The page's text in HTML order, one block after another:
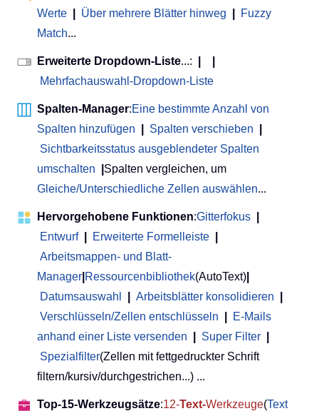
Werte
Über mehrere Blätter hinweg
Fuzzy
Match...
Erweiterte Dropdown-Liste...:
Mehrfachauswahl-Dropdown-Liste
Spalten-Manager:Eine bestimmte Anzahl von
Spalten hinzufügen
Spalten verschieben
Sichtbarkeitsstatus ausgeblendeter Spalten
umschalten
Spalten vergleichen, um
Gleiche/Unterschiedliche Zellen auswählen...
Hervorgehobene Funktionen:Gitterfokus
Entwurf
Erweiterte Formelleiste
Arbeitsmappen- und Blatt-
Manager Ressourcenbibliothek(AutoText)
Datumsauswahl
Arbeitsblätter konsolidieren
Verschlüsseln/Zellen entschlüsseln
E-Mails
anhand einer Liste versenden
Super Filter
Spezialfilter(Zellen mit fettgedruckter Schrift
filtern/kursiv/durchgestrichen...) ...
Top-15-Werkzeugsätze:12-Text-Werkzeuge(Text